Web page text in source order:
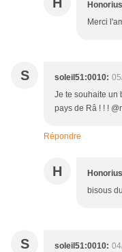
Honorius
Merci
S soleil51:0010:
Je te souhaite un
pays de Râ ! ! !
Répondre
H Honorius
bisous
S soleil51:0010: